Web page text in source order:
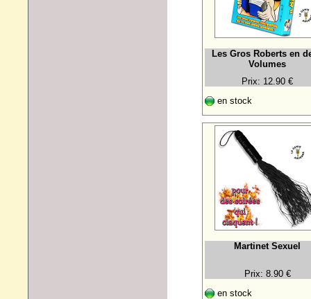
Les Gros Roberts en
Volumes
Prix: 12.90 €
en stock
Martinet Sexuel
Prix: 8.90 €
en stock